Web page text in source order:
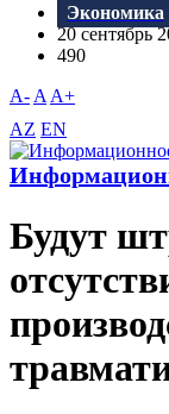
Экономика
20 сентябрь
490
A- A A+
AZ EN
Будут